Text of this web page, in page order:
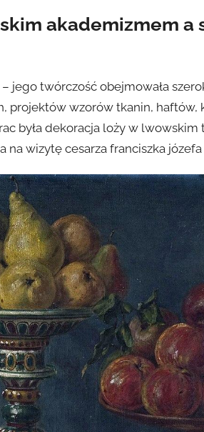
akademizmem a
jego twórczość obejmowała
projektów wzorów tkanin, haftów,
była dekoracja loży w
wizytę cesarza franciszka józefa